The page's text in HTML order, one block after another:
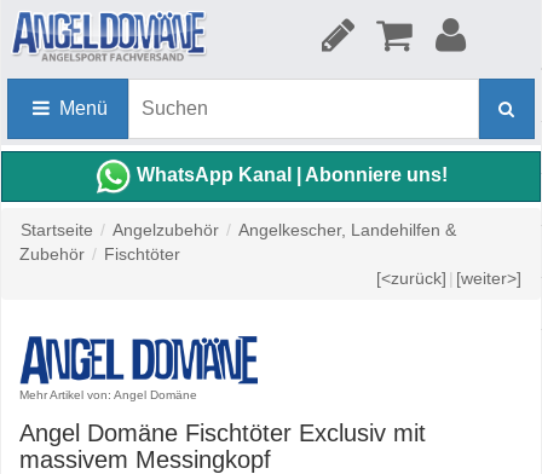
Menü
WhatsApp Kanal | Abonniere uns!
Startseite / Angelzubehör / Angelkescher, Landehilfen &
Zubehör / Fischtöter
[<zurück] | [weiter>]
Mehr Artikel von: Angel Domäne
Angel Domäne Fischtöter Exclusiv mit
massivem Messingkopf